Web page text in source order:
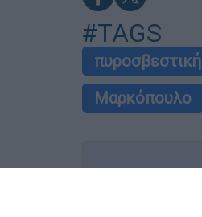
#TAGS
πυροσβεστική
Μαρκόπουλο